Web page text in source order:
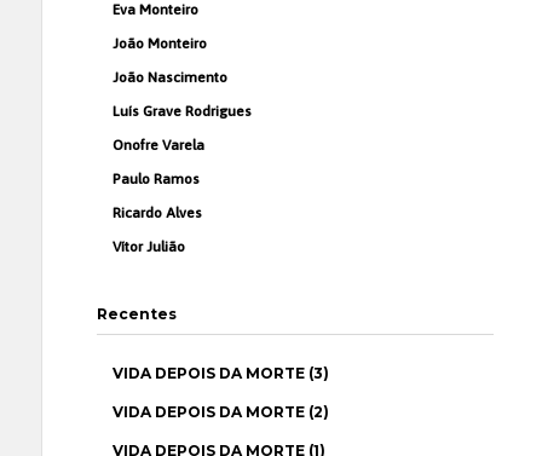
Eva Monteiro
João Monteiro
João Nascimento
Luís Grave Rodrigues
Onofre Varela
Paulo Ramos
Ricardo Alves
Vítor Julião
Recentes
VIDA DEPOIS DA MORTE (3)
VIDA DEPOIS DA MORTE (2)
VIDA DEPOIS DA MORTE (1)